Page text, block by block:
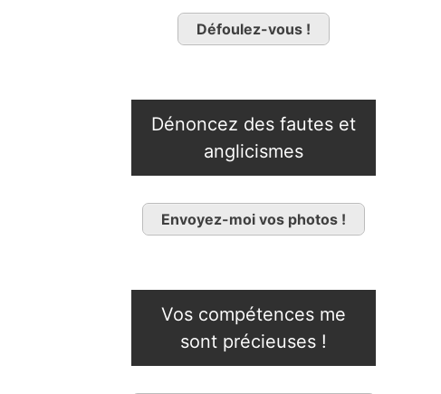
Défoulez-vous !
Dénoncez des fautes et
anglicismes
Envoyez-moi vos photos !
Vos compétences me
sont précieuses !